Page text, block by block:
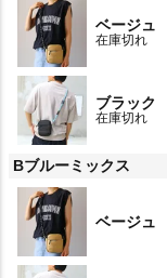
ベージュ
在庫切れ
ブラック
在庫切れ
Bブルーミックス
ベージュ